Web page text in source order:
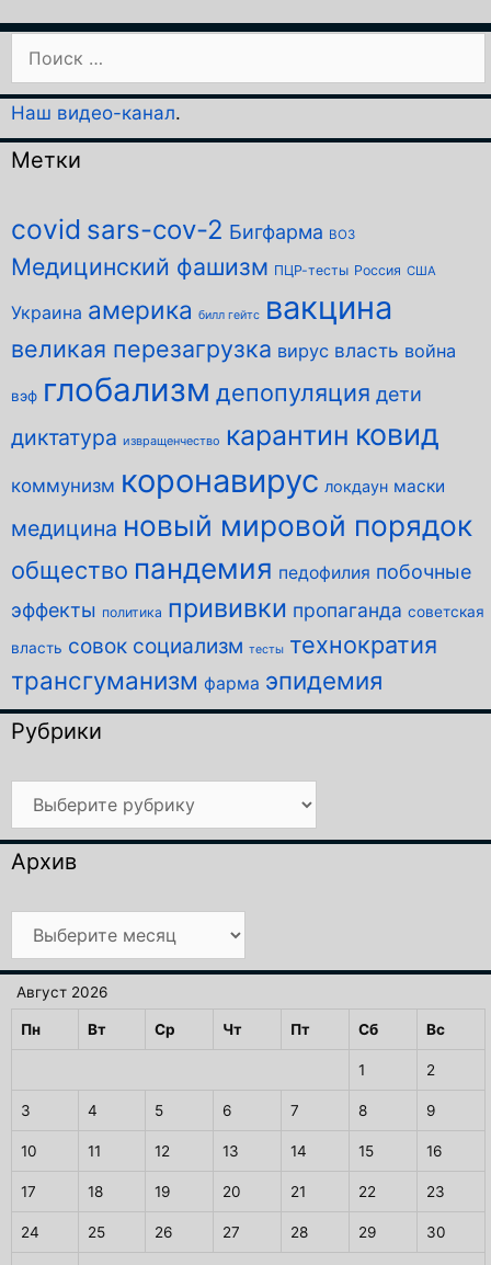
Наш видео-канал.
Метки
covid sars-cov-2 Бигфарма ВОЗ
Медицинский фашизм ПЦР-тесты Россия США
Украина америка билл гейтс вакцина
великая перезагрузка вирус власть война
вэф глобализм депопуляция дети
диктатура извращенчество карантин ковид
коммунизм коронавирус локдаун маски
медицина новый мировой порядок
общество пандемия педофилия побочные
эффекты политика прививки пропаганда советская
власть совок социализм тесты технократия
трансгуманизм фарма эпидемия
Рубрики
Архив
Август 2026
Пн Вт Ср Чт Пт Сб Вс
1 2
3 4 5 6 7 8 9
10 11 12 13 14 15 16
17 18 19 20 21 22 23
24 25 26 27 28 29 30